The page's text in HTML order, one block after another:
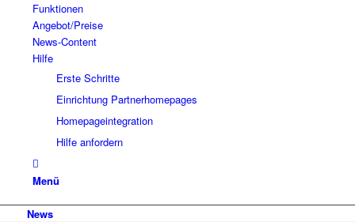
Funktionen
Angebot/Preise
News-Content
Hilfe
Erste Schritte
Einrichtung Partnerhomepages
Homepageintegration
Hilfe anfordern
Menü
News